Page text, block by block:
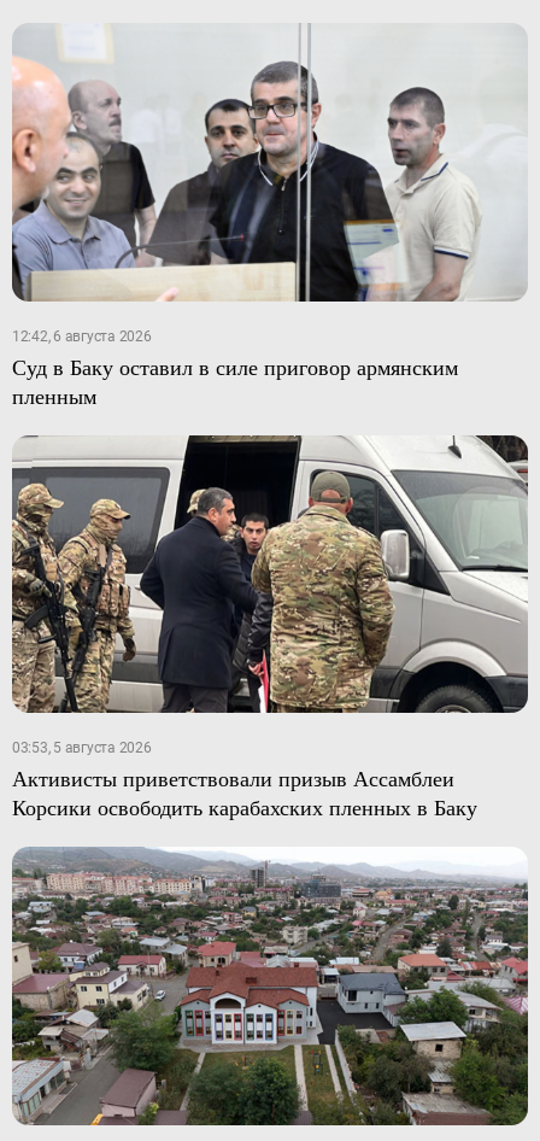
12:42, 6 августа 2026
Суд в Баку оставил в силе приговор армянским
пленным
03:53, 5 августа 2026
Активисты приветствовали призыв Ассамблеи
Корсики освободить карабахских пленных в Баку